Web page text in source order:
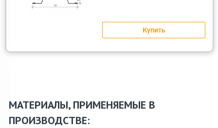
Купить
МАТЕРИАЛЫ, ПРИМЕНЯЕМЫЕ В
ПРОИЗВОДСТВЕ: